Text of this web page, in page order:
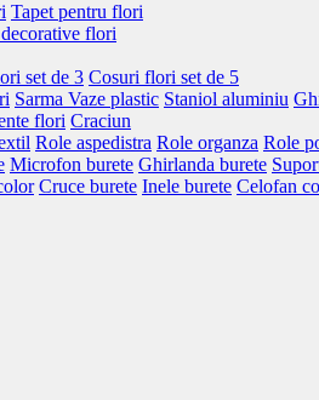
Tapet pentru flori
flori
set de 3 Cosuri flori set de 5
Sarma Vaze plastic Staniol aluminiu
flori Craciun
Role aspedistra Role organza Role
Microfon burete Ghirlanda burete
Cruce burete Inele burete Celofan